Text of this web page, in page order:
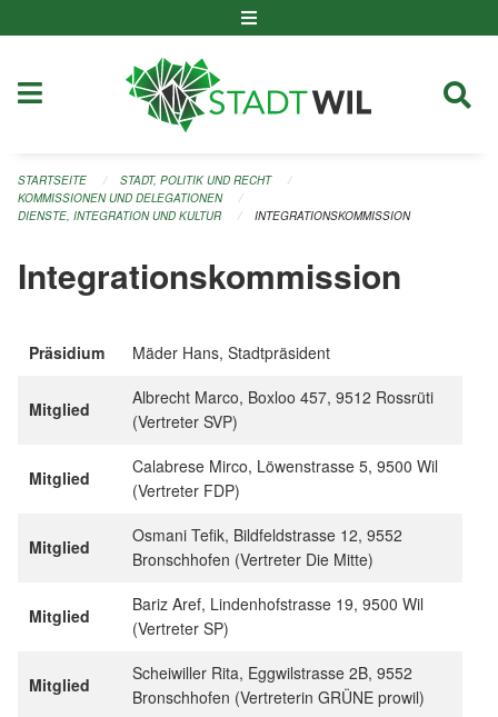
STARTSEITE
STADT, POLITIK UND RECHT
KOMMISSIONEN UND DELEGATIONEN
DIENSTE, INTEGRATION UND KULTUR
INTEGRATIONSKOMMISSION
Integrationskommission
Präsidium Mäder Hans, Stadtpräsident
Mitglied
Albrecht Marco, Boxloo 457, 9512 Rossrüti
(Vertreter SVP)
Mitglied
Calabrese Mirco, Löwenstrasse 5, 9500 Wil
(Vertreter FDP)
Mitglied
Osmani Tefik, Bildfeldstrasse 12, 9552
Bronschhofen (Vertreter Die Mitte)
Mitglied
Bariz Aref, Lindenhofstrasse 19, 9500 Wil
(Vertreter SP)
Mitglied
Scheiwiller Rita, Eggwilstrasse 2B, 9552
Bronschhofen (Vertreterin GRÜNE prowil)